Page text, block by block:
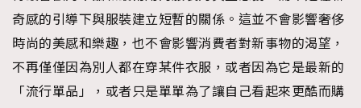
奇感的引導下與服裝建立短暫的關係。這並不會影響奢侈
時尚的美感和樂趣，也不會影響消費者對新事物的渴望，
不再僅僅因為別人都在穿某件衣服，或者因為它是最新的
「流行單品」，或者只是單單為了讓自己看起來更酷而購